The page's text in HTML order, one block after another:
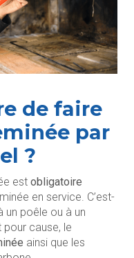
de faire
par
?
est obligatoire
en service. C’est-
un poêle ou à un
cause, le
ainsi que les